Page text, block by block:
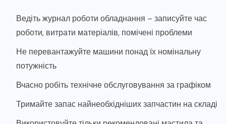
Ведіть журнал роботи обладнання – записуйте час
роботи, витрати матеріалів, помічені проблеми
Не перевантажуйте машини понад їх номінальну
потужність
Вчасно робіть технічне обслуговування за графіком
Тримайте запас найнеобхідніших запчастин на складі